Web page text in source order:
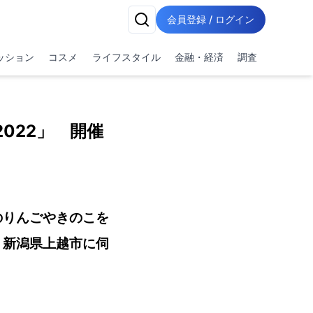
会員登録 / ログイン
ション コスメ ライフスタイル 金融・経済 調査
」 開催
んごやきのこを
潟県上越市に伺